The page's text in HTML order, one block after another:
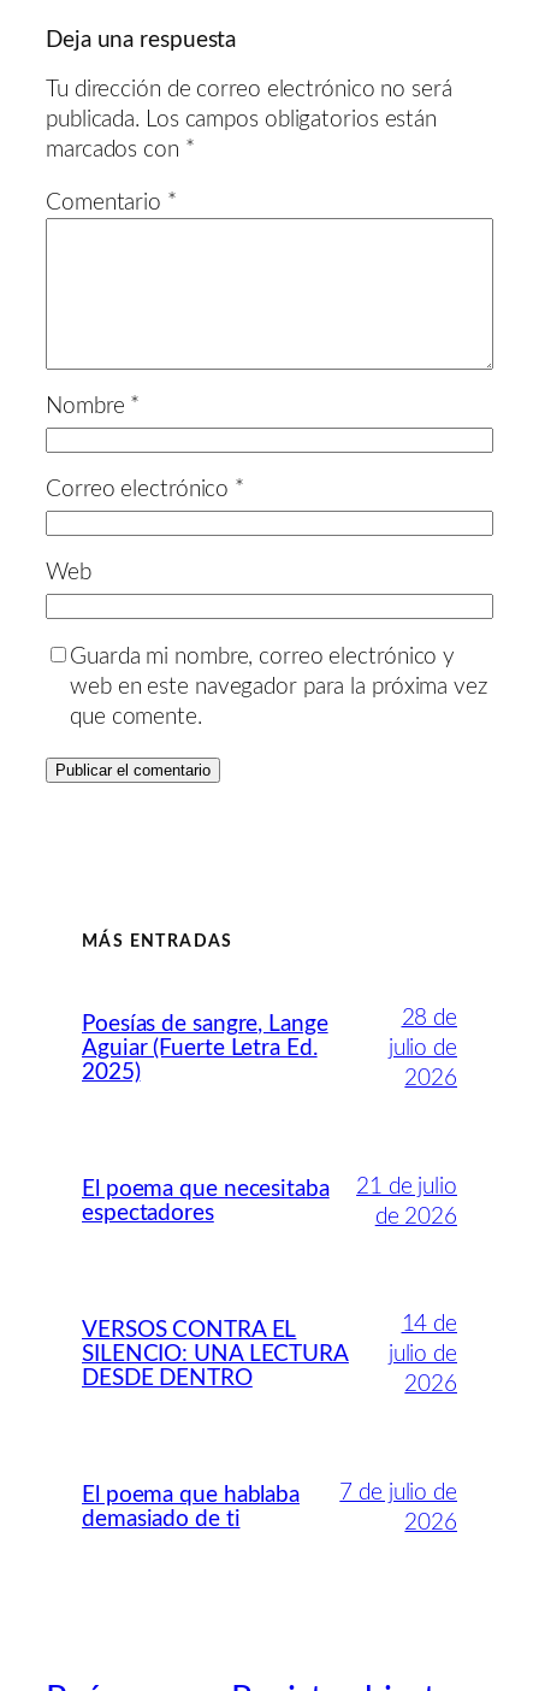
Deja una respuesta
Tu dirección de correo electrónico no será
publicada. Los campos obligatorios están
marcados con *
Comentario *
Nombre *
Correo electrónico *
Web
Guarda mi nombre, correo electrónico y
web en este navegador para la próxima vez
que comente.
MÁS ENTRADAS
Poesías de sangre, Lange
Aguiar (Fuerte Letra Ed.
2025)
28 de
julio de
2026
El poema que necesitaba
espectadores
21 de julio
de 2026
VERSOS CONTRA EL
SILENCIO: UNA LECTURA
DESDE DENTRO
14 de
julio de
2026
El poema que hablaba
demasiado de ti
7 de julio de
2026